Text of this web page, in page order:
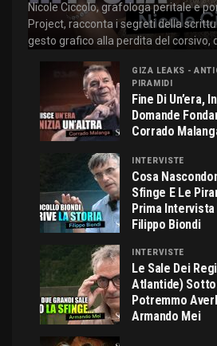
Nicole Ciccolo, grafologa peritale e
Project, racconta i segreti della
gesto grafico alla perdita del corsivo,
GIZA LEAKS -
PIRAMIDI
Fine Di Un’era,
Domande
Corrado
INTERVISTE
Cosa
Sfinge E Le
Prima
Filippo Biondi
INTERVISTE
Le Sale Dei
Atlantide)
Potremmo
Armando Mei